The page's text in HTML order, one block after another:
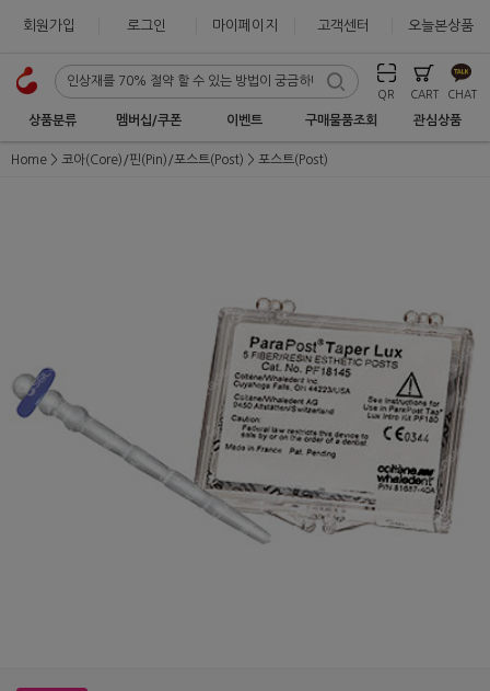
회원가입 로그인 마이페이지 고객센터 오늘본상품
QR CART CHAT
상품분류 멤버십/쿠폰 이벤트 구매물품조회 관심상품
Home 코아(Core)/핀(Pin)/포스트(Post) 포스트(Post)